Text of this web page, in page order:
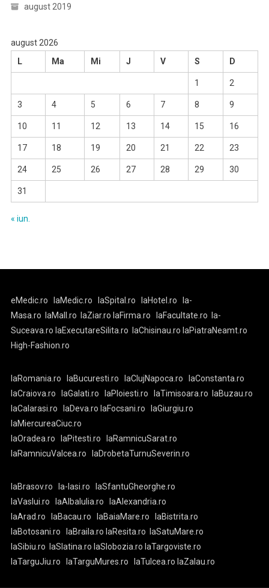
august 2019
august 2026
L
Ma Mi J V S D
1 2
3 4 5 6 7 8 9
10 11 12 13 14 15 16
17 18 19 20 21 22 23
24 25 26 27 28 29 30
31
« iun.
eMedic.ro laMedic.ro laSpital.ro laHotel.ro
la-
Masa.ro
laMall.ro laZiar.ro laFirma.ro laFacultate.ro
la-
Suceava.ro laExecutareSilita.ro laChisinau.ro laPiatraNeamt.ro
High-Fashion.ro
laRomania.ro laBucuresti.ro laClujNapoca.ro
laConstanta.ro
laCraiova.ro
laGalati.ro laPloiesti.ro laTimisoara.ro
laBuzau.ro
laCalarasi.ro
laDeva.ro laFocsani.ro
laGiurgiu.ro
laMiercureaCiuc.ro
laOradea.ro
laPitesti.ro
laRamnicuSarat.ro
laRamnicuValcea.ro
laDrobetaTurnuSeverin.ro
laBrasov.ro la-Iasi.ro
laSfantuGheorghe.ro
laVaslui.ro
laAlbaIulia.ro
laAlexandria.ro
laArad.ro
laBacau.ro laBaiaMare.ro
laBistrita.ro
laBotosani.ro
laBraila.ro laResita.ro
laSatuMare.ro
laSibiu.ro
laSlatina.ro laSlobozia.ro laTargoviste.ro
laTarguJiu.ro
laTarguMures.ro laTulcea.ro laZalau.ro